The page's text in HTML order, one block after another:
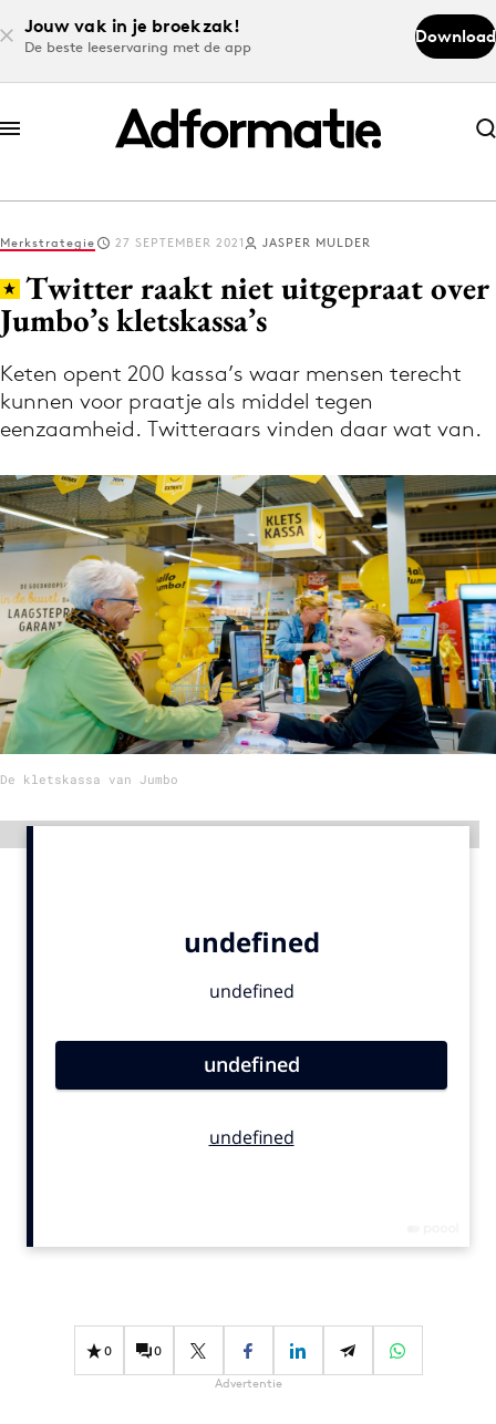
Jouw vak in je broekzak!
De beste leeservaring met de app
Download
Abonneer nu
Abonneer nu
Log in
Volg het laatste nieuws via de Adformatie
Nieuws app
Menu
Home
9 sept: GenAI-training
12 nov: MarketingLive!
Adverteren
Events
Vacatures
Campagnes
Design
Effectiviteit
Gedragsverandering
Merkstrategie 27 SEPTEMBER 2021 JASPER MULDER
Twitter raakt niet uitgepraat over
Jumbo’s kletskassa’s
Keten opent 200 kassa’s waar mensen terecht
kunnen voor praatje als middel tegen
eenzaamheid. Twitteraars vinden daar wat van.
De kletskassa van Jumbo
0 0
Advertentie